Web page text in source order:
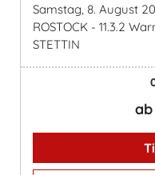
Samstag, 8. August
ROSTOCK - 11.3.2
STETTIN
ab